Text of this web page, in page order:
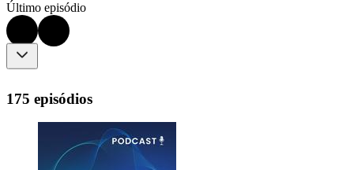
Último episódio
175 episódios